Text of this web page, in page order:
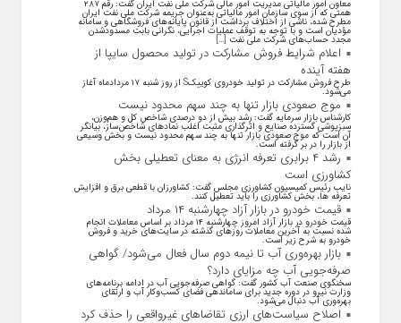
معاون امور مالیاتی مدیریت امور مالی شرکت ملی نفت ایران گفت: رقم ۲۸۷
همتی که از سوی سازمان امور مالیاتی به‌عنوان جریمه شرکت ملی نفت ایران
مطرح شده، ناشی از اختلاف برداشت از قانون پایانه‌های فروشگاهی و سامانه
مؤدیان است و با توجه به توقف عملیات اجرایی، نگرانی بابت مسدودشدن
مجدد حساب‌های شرکت ملی نفت […]
اعلام شرایط فروش مشارکت در تولید محصول سایپا از
هفته آینده
طرح فروش مشارکت در تولید خودروی کوییکS از روز شنبه ۱۷ مردادماه آغاز
می‌شود.
موج صعودی بازار تنها به چند سهم محدود نیست
کارشناس بازار سرمایه گفت: رشد بیش از دو درصدی شاخص کل و هم‌وزن،
سبزپوشی گسترده صنایع و اثرگذاری مثبت اغلب نماد‌های شاخص‌ساز، بیانگر
آن است که موج صعودی بازار تنها به چند سهم محدود نیست و بخش وسیعی
از بازار را در بر گرفته است.
رشد ۴ برابری تعرفه انرژی به معنای تعطیلی بخش
کشاورزی است
نایب رئیس کمیسیون کشاورزی مجلس گفت: کشاورزان با قطعی برق و افزایش
تعرفه ها، بخش کشاورزی را باید تعطیل کنند.
قیمت خودرو در بازار آزاد چهارشنبه ۱۴ مرداد
قیمت خودرو در بازار آزاد امروز چهارشنبه ۱۴ مرداد بر اساس معاملات انجام
شده نسبت به آخرین معاملات روز‌های گذشته در سایت‌های خرید و فروش
خودرو به شرح زیر است.
بازار بهره‌وری آب تا نیمه دوم سال فعال می‌شود/ گواهی
صرفه‌جویی آب چه مزایای دارد؟
سخنگوی صنعت آب کشور گفت: گواهی صرفه‌جویی آب در ادامه برنامه‌های
وزارت نیرو در دوره جدید برای ساماندهی فضای کسب‌وکار آب و ارتقای
بهره‌وری آب دنبال می‌شود.
اصلاح سیاست‌های ارزی تقاضاهای غیرواقعی را حذف کرد